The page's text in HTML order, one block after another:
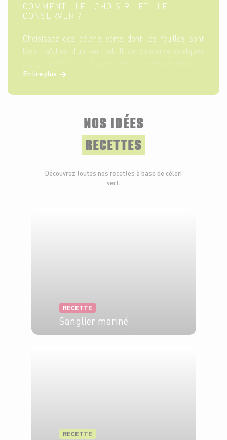
COMMENT LE CHOISIR ET LE
CONSERVER ?
Choisissez des céleris verts dont les feuilles sont
bien fraîches d’un vert vif. Il se conserve quelques
En lire plus
NOS IDÉES
RECETTES
Découvrez toutes nos recettes à base de céleri
vert.
RECETTE
Sanglier mariné
RECETTE